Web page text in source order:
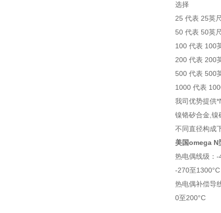
选择
25 代表 25英
50 代表 50英
100 代表 100
200 代表 200
500 代表 500
1000 代表
我司优势提供
镍铬矽合金,镍
不同直径构成
美国omega N
热电偶线级：
-270至1300°C
热电偶补偿导
0至200°C